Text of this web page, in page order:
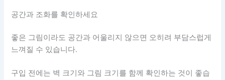
공간과 조화를 확인하세요
좋은 그림이라도 공간과 어울리지 않으면 오히려 부담스럽게
느껴질 수 있습니다.
구입 전에는 벽 크기와 그림 크기를 함께 확인하는 것이 좋습